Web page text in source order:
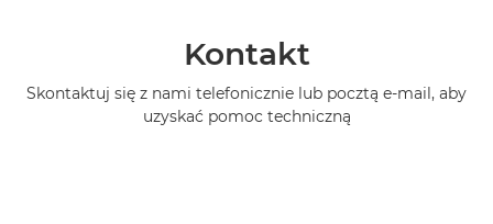
Kontakt
Skontaktuj się z nami telefonicznie lub pocztą e-mail, aby
uzyskać pomoc techniczną